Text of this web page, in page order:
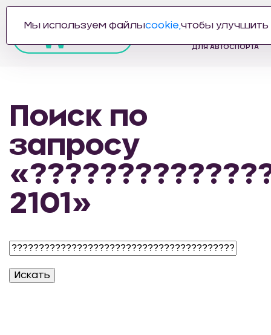
ПРОИЗВОДИТЕЛЬ
ДЛЯ АВТОСПОРТА
Поиск по
запросу
2101»
Мы используем файлыcookie, чтобы улучшить